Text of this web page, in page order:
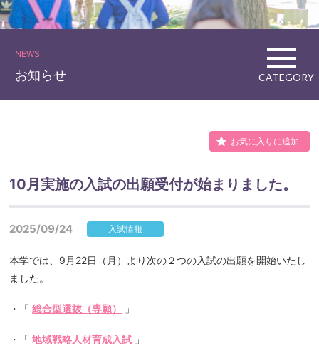
NEWS
お知らせ CATEGORY
お気に入りに追加
10月実施の入試の出願受付が始まりました。
2025/09/24 入試情報
本学では、9月22日（月）より次の２つの入試の出願を開始いたし
ました。
・「 総合型選抜（専願） 」
・「 地域戦略人材育成入試 」